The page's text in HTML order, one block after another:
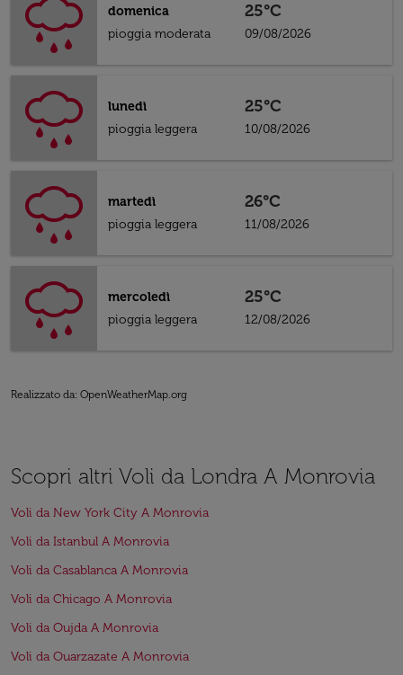
domenica
pioggia moderata
25°C
09/08/2026
lunedì
pioggia leggera
25°C
10/08/2026
martedì
pioggia leggera
26°C
11/08/2026
mercoledì
pioggia leggera
25°C
12/08/2026
Realizzato da: OpenWeatherMap.org
Scopri altri Voli da Londra A Monrovia
Voli da New York City A Monrovia
Voli da Istanbul A Monrovia
Voli da Casablanca A Monrovia
Voli da Chicago A Monrovia
Voli da Oujda A Monrovia
Voli da Ouarzazate A Monrovia